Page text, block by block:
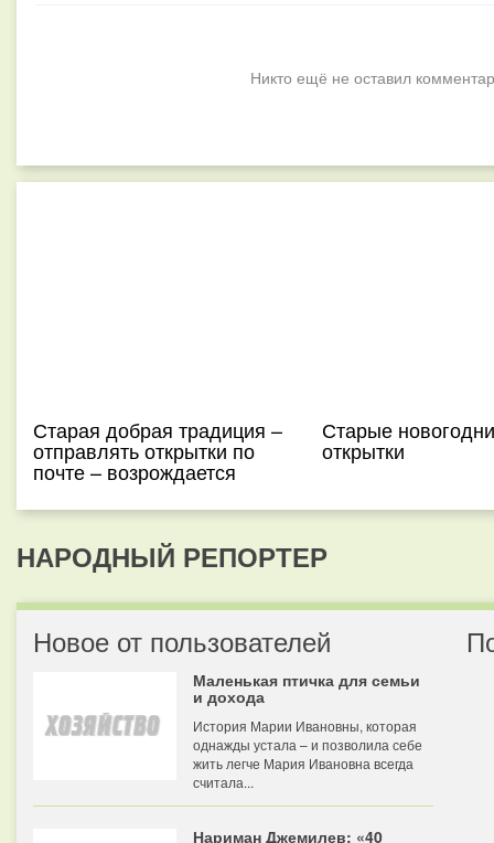
Никто ещё не оставил
Старая добрая традиция –
отправлять открытки по
почте – возрождается
Старые
открытки
НАРОДНЫЙ РЕПОРТЕР
Новое от пользователей
Маленькая птичка для семьи
и дохода
История Марии Ивановны, которая
однажды устала – и позволила себе
жить легче Мария Ивановна всегда
считала...
Нариман Джемилев: «40